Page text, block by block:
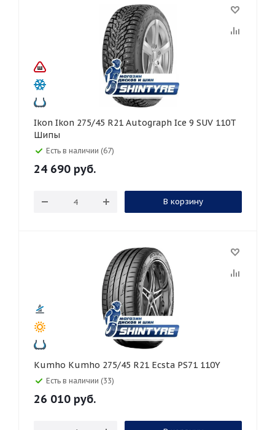
Ikon Ikon 275/45 R21 Autograph Ice 9 SUV 110T
Шипы
Есть в наличии (67)
24 690 руб.
В корзину
Kumho Kumho 275/45 R21 Ecsta PS71 110Y
Есть в наличии (33)
26 010 руб.